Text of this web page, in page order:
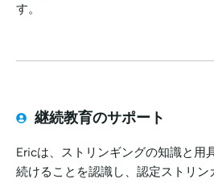
す。
継続教育のサポート
Ericは、ストリンギングの知識と用
続けることを認識し、認定ストリ